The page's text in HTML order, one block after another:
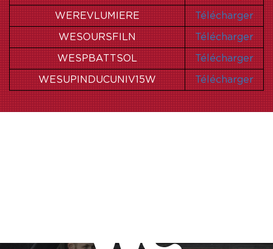
WEREVLUMIERE Télécharger
WESOURSFILN Télécharger
WESPBATTSOL Télécharger
WESUPINDUCUNIV15W Télécharger